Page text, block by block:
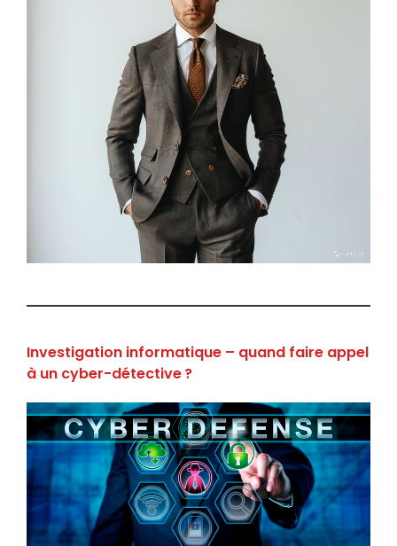
Investigation informatique – quand faire appel
à un cyber-détective ?